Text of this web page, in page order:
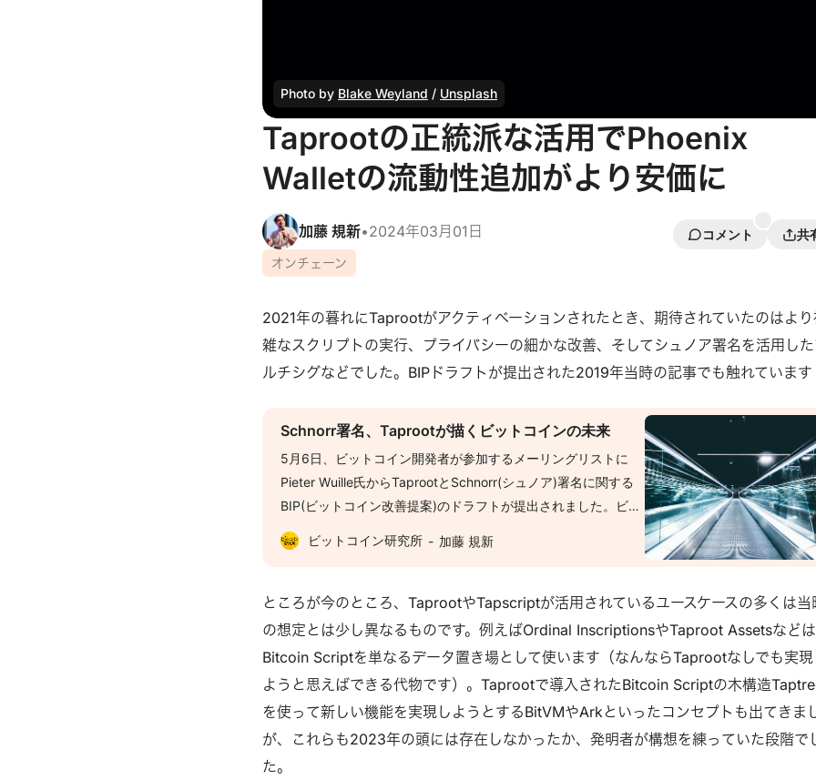
Photo by Blake Weyland / Unsplash
Taprootの正統派な活用でPhoenix
Walletの流動性追加がより安価に
加藤 規新•2024年03月01日 コメント
共
オンチェーン
2021年の暮れにTaprootがアクティベーションされたとき、期待されていたのはよ
雑なスクリプトの実行、プライバシーの細かな改善、そしてシュノア署名を活用し
ルチシグなどでした。BIPドラフトが提出された2019年当時の記事でも触れています
Schnorr署名、Taprootが描くビットコインの未来
5月6日、ビットコイン開発者が参加するメーリングリストに
Pieter Wuille氏からTaprootとSchnorr(シュノア)署名に関する
BIP(ビットコイン改善提案)のドラフトが提出されました。ビッ
トコインの開発プロセスにおいて、BIPの提案→採択→導入、と
いう流れの最初のステップが正式に始動した形です。 --
ける、暗号を署名するアルゴリズムの一つです。これまでビッ
トコインでは世間で広く使われているECDSAという署名アルゴ
リズムを使っていますが、2008年まで特許で保護されていたシ
ュノア署名のほうがセキュリティ面や効率面で優れているた
め、導入する機運が高まっています。※セキュリティ面でのメ
リットは難解なので割愛します。 --Schnorr署名導入のメリッ
ト--
ビットコイン研究所 加藤 規新
ところが今のところ、TaprootやTapscriptが活用されているユースケースの多くは当
の想定とは少し異なるものです。例えばOrdinal InscriptionsやTaproot Assetsなどは
Bitcoin Scriptを単なるデータ置き場として使います（なんならTaprootなしでも実
ようと思えばできる代物です）。Taprootで導入されたBitcoin Scriptの木構造
を使って新しい機能を実現しようとするBitVMやArkといったコンセプトも出てきま
が、これらも2023年の頭には存在しなかったか、発明者が構想を練っていた段階で
た。